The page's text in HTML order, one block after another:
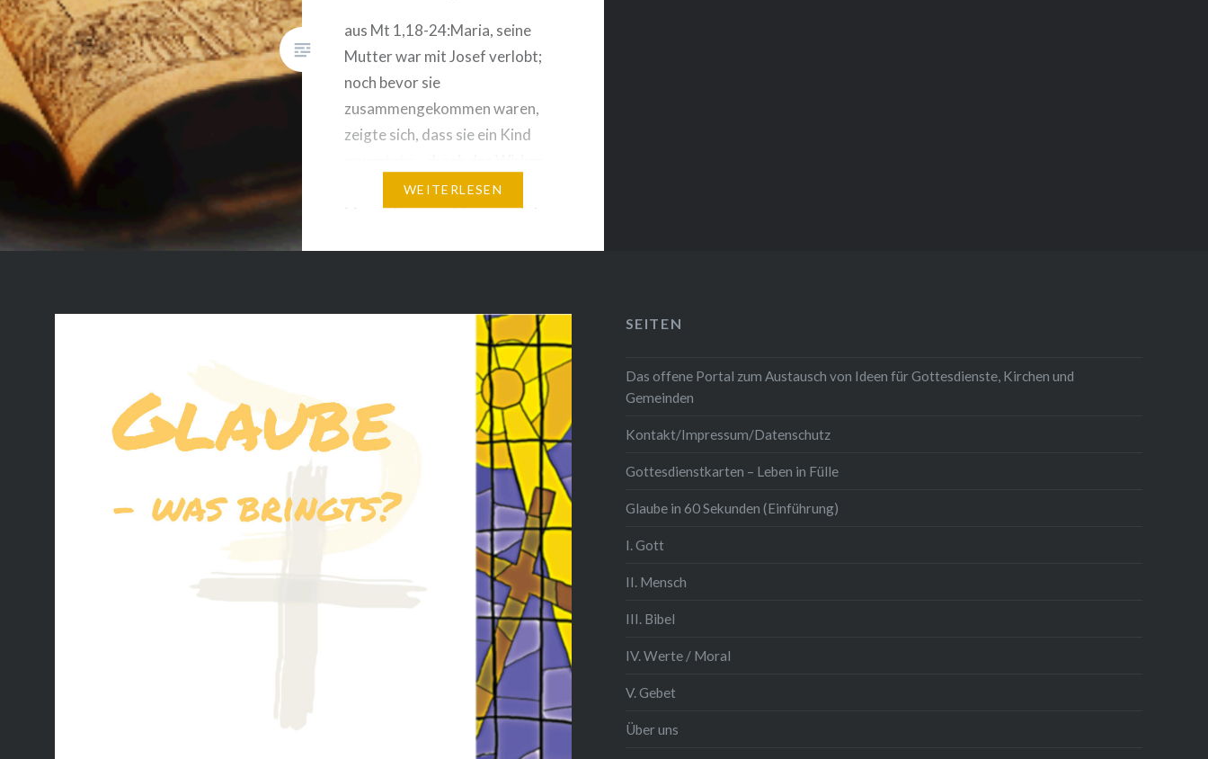
aus Mt 1,18-24:Maria, seine
Mutter war mit Josef verlobt;
noch bevor sie
zusammengekommen waren,
zeigte sich, dass sie ein Kind
des Heiligen Geistes. Josef, ihr
Mann, der gerecht war und sie
schwanger?Von mir kann es…
WEITERLESEN
SEITEN
Das offene Portal zum Austausch von Ideen für Gottesdienste, Kirchen und
Gemeinden
Kontakt/Impressum/Datenschutz
Gottesdienstkarten – Leben in Fülle
Glaube in 60 Sekunden (Einführung)
I. Gott
II. Mensch
III. Bibel
IV. Werte / Moral
V. Gebet
Über uns